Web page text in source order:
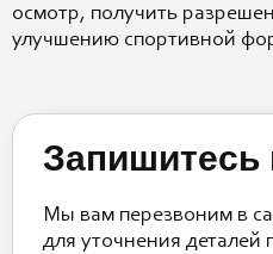
осмотр, получить
улучшению спортивной
Запишитесь
Мы вам перезвоним в
для уточнения деталей